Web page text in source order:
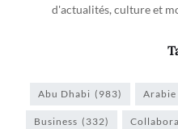
d'actualités, culture et
Abu Dhabi (983) Arabie
Business (332)